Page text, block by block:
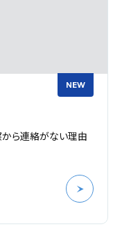
NEW
ら連絡がない理由